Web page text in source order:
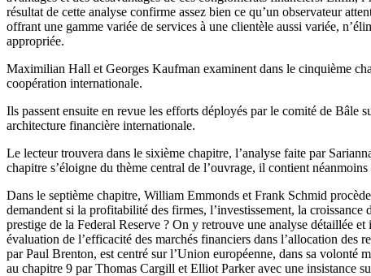
résultat de cette analyse confirme assez bien ce qu’un observateur
offrant une gamme variée de services à une clientèle aussi variée,
appropriée.
Maximilian Hall et Georges Kaufman examinent dans le cinquième
coopération internationale.
Ils passent ensuite en revue les efforts déployés par le comité de Bâle
architecture financière internationale.
Le lecteur trouvera dans le sixième chapitre, l’analyse faite par
chapitre s’éloigne du thème central de l’ouvrage, il contient
Dans le septième chapitre, William Emmonds et Frank Schmid
demandent si la profitabilité des firmes, l’investissement, la
prestige de la Federal Reserve ? On y retrouve une analyse détaillée
évaluation de l’efficacité des marchés financiers dans l’allocation des
par Paul Brenton, est centré sur l’Union européenne, dans sa volonté
au chapitre 9 par Thomas Cargill et Elliot Parker avec une insistance